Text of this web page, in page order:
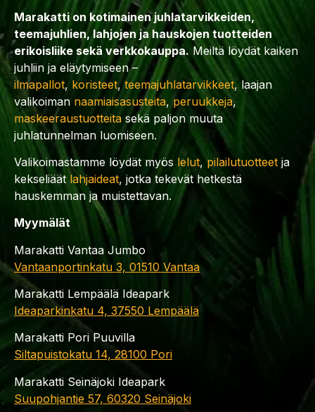
Marakatti on kotimainen juhlatarvikkeiden,
teemajuhlien, lahjojen ja hauskojen tuotteiden
erikoisliike sekä verkkokauppa. Meiltä löydät kaiken
juhliin ja eläytymiseen –
ilmapallot, koristeet,teemajuhlatarvikkeet, laajan
valikoiman naamiaisasusteita, peruukkeja,
maskeeraustuotteita sekä paljon muuta
juhlatunnelman luomiseen.
Valikoimastamme löydät myös lelut,pilailutuotteet ja
kekseliäät lahjaideat, jotka tekevät hetkestä
hauskemman ja muistettavan.
Myymälät
Marakatti Vantaa Jumbo
Vantaanportinkatu 3, 01510 Vantaa
Marakatti Lempäälä Ideapark
Ideaparkinkatu 4, 37550 Lempäälä
Marakatti Pori Puuvilla
Siltapuistokatu 14, 28100 Pori
Marakatti Seinäjoki Ideapark
Suupohjantie 57, 60320 Seinäjoki